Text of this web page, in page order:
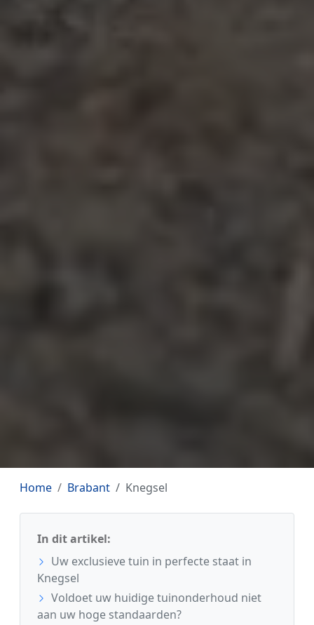
Home Brabant Knegsel
In dit artikel:
Uw exclusieve tuin in perfecte staat in
Knegsel
Voldoet uw huidige tuinonderhoud niet
aan uw hoge standaarden?